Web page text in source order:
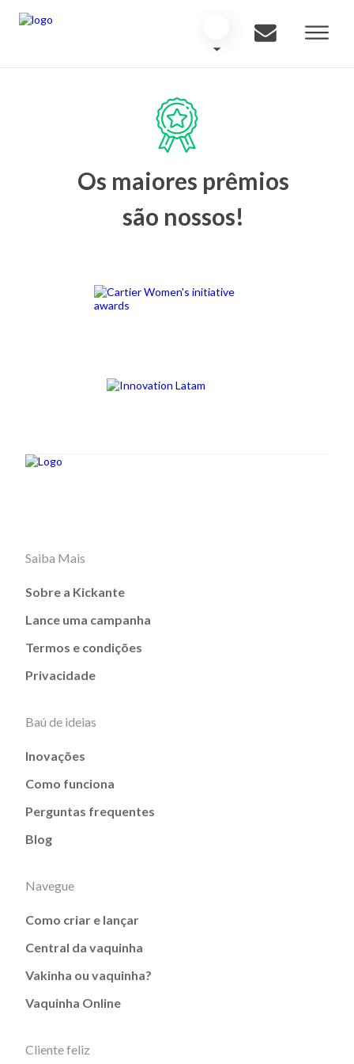
Os maiores prêmios
são nossos!
Saiba Mais
Sobre a Kickante
Lance uma campanha
Termos e condições
Privacidade
Baú de ideias
Inovações
Como funciona
Perguntas frequentes
Blog
Navegue
Como criar e lançar
Central da vaquinha
Vakinha ou vaquinha?
Vaquinha Online
Cliente feliz